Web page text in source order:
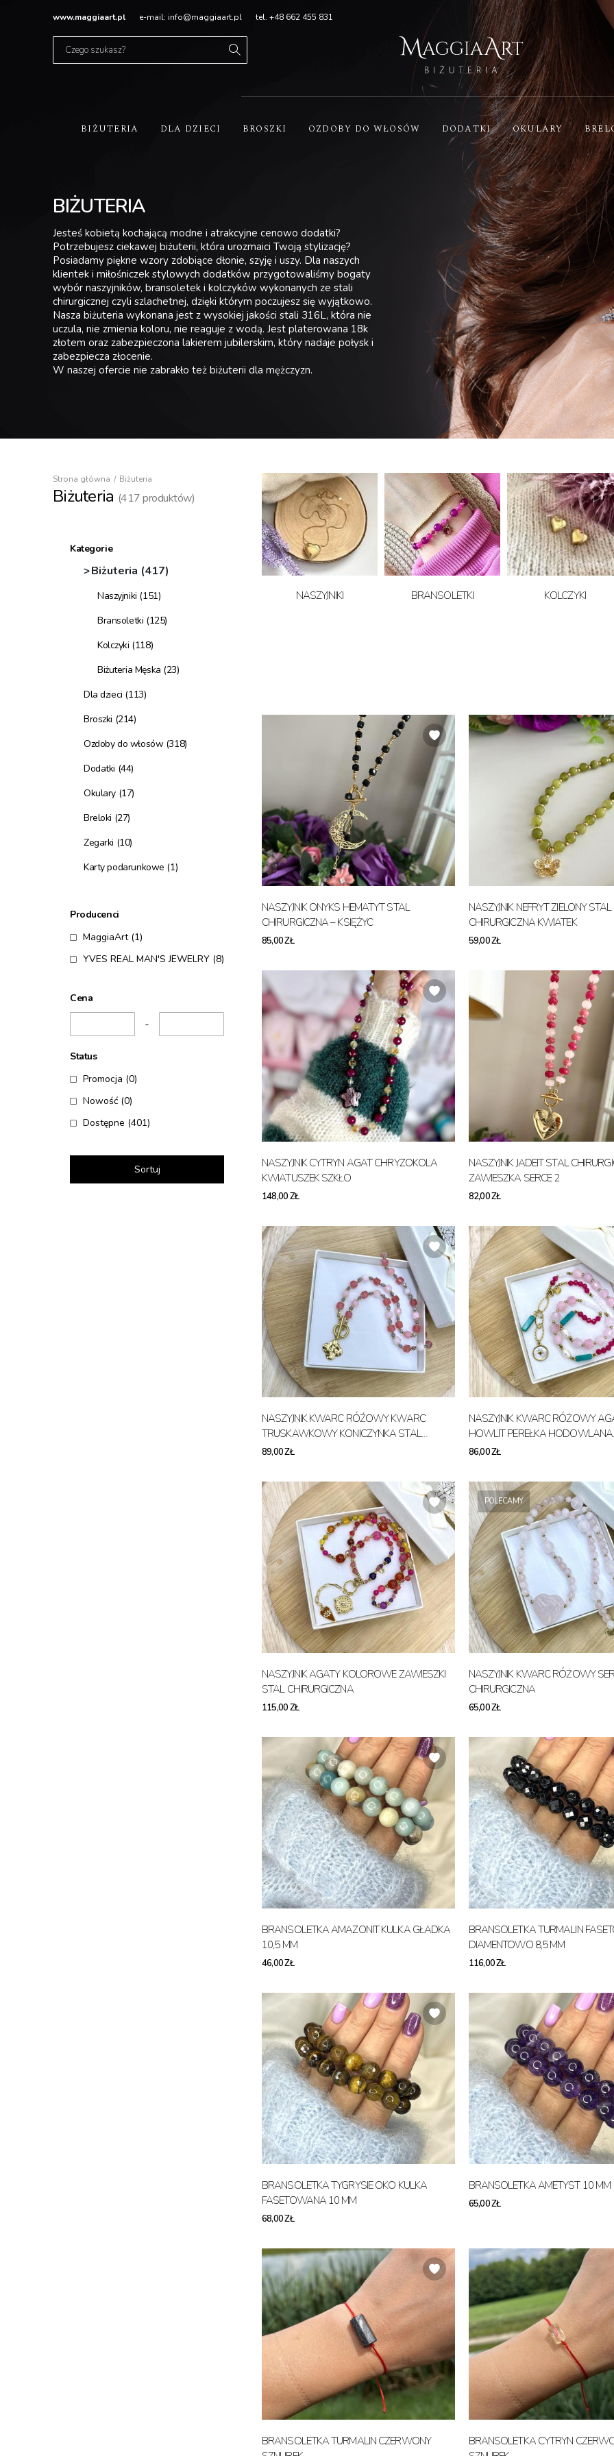
www.maggiaart.pl e-mail: info@maggiaart.pl tel. +48 662 455 831
BIŻUTERIA DLA DZIECI BROSZKI OZDOBY DO WŁOSÓW DODATKI OKULARY
BIŻUTERIA
Jesteś kobietą kochającą modne i atrakcyjne cenowo dodatki?
Potrzebujesz ciekawej biżuterii, która urozmaici Twoją stylizację?
Posiadamy piękne wzory zdobiące dłonie, szyję i uszy. Dla naszych
klientek i miłośniczek stylowych dodatków przygotowaliśmy bogaty
wybór naszyjników, bransoletek i kolczyków wykonanych ze stali
chirurgicznej czyli szlachetnej, dzięki którym poczujesz się wyjątkowo.
Nasza biżuteria wykonana jest z wysokiej jakości stali 316L, która nie
uczula, nie zmienia koloru, nie reaguje z wodą. Jest platerowana 18k
złotem oraz zabezpieczona lakierem jubilerskim, który nadaje połysk i
zabezpiecza złocenie.
W naszej ofercie nie zabrakło też biżuterii dla mężczyzn.
Strona główna Biżuteria
Biżuteria (417produktów)
Kategorie
Biżuteria (417)
Naszyjniki (151)
Bransoletki (125)
Kolczyki (118)
Biżuteria Męska (23)
Dla dzieci (113)
Broszki (214)
Ozdoby do włosów (318)
Dodatki (44)
Okulary (17)
Breloki (27)
Zegarki (10)
Karty podarunkowe (1)
Producenci
MaggiaArt (1)
YVES REAL MAN'S JEWELRY (8)
Cena
-
Status
Promocja (0)
Nowość (0)
Dostępne (401)
Sortuj
NASZYJNIKI BRANSOLETKI KOLCZYKI
NASZYJNIK ONYKS HEMATYT STAL
CHIRURGICZNA – KSIĘŻYC
85,00 ZŁ
NASZYJNIK NEFRYT ZIELONY STAL
CHIRURGICZNA KWIATEK
59,00 ZŁ
NASZYJNIK CYTRYN AGAT CHRYZOKOLA
KWIATUSZEK SZKŁO
148,00 ZŁ
NASZYJNIK JADEIT STAL
ZAWIESZKA SERCE 2
82,00 ZŁ
NASZYJNIK KWARC RÓŹOWY KWARC
TRUSKAWKOWY KONICZYNKA STAL
CHIRURGICZNA
89,00 ZŁ
NASZYJNIK KWARC RÓŻOWY
HOWLIT PEREŁKA HODOWLANA
ZAWIESZKA STAL CHIRURGICZNA
86,00 ZŁ
NASZYJNIK AGATY KOLOROWE ZAWIESZKI
STAL CHIRURGICZNA
115,00 ZŁ
POLECAMY
NASZYJNIK KWARC RÓŻOWY
CHIRURGICZNA
65,00 ZŁ
BRANSOLETKA AMAZONIT KULKA GŁADKA
10,5 MM
46,00 ZŁ
BRANSOLETKA TURMALIN
DIAMENTOWO 8,5 MM
116,00 ZŁ
BRANSOLETKA TYGRYSIE OKO KULKA
FASETOWANA 10 MM
68,00 ZŁ
BRANSOLETKA AMETYST 10 MM
65,00 ZŁ
BRANSOLETKA TURMALIN CZERWONY
BRANSOLETKA CYTRYN